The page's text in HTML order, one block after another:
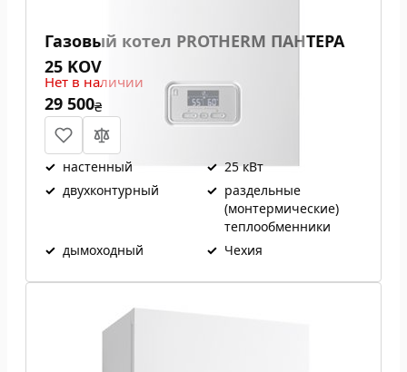
Газовый котел PROTHERM ПАНТЕРА
25 KOV
Нет в наличии
29 500₴
✓ настенный ✓ 25 кВт
✓ двухконтурный ✓ раздельные
(монтермические)
теплообменники
✓ дымоходный ✓ Чехия